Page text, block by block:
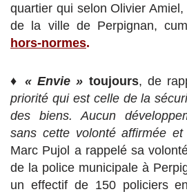
quartier qui selon Olivier
de la ville de Perpignan,
hors-normes.
♦ « Envie » toujours, de
priorité qui est celle de la
des biens. Aucun
sans cette volonté affirmée
Marc Pujol a rappelé sa
de la police municipale à
un effectif de 150 policiers